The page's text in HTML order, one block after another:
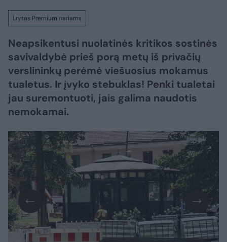
Lrytas Premium nariams
Neapsikentusi nuolatinės kritikos sostinės
savivaldybė prieš porą metų iš privačių
verslininkų perėmė viešuosius mokamus
tualetus. Ir įvyko stebuklas! Penki tualetai
jau suremontuoti, jais galima naudotis
nemokamai.